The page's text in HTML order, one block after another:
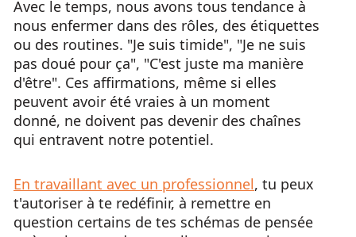
Avec le temps, nous avons tous tendance à
nous enfermer dans des rôles, des étiquettes
ou des routines. "Je suis timide", "Je ne suis
pas doué pour ça", "C'est juste ma manière
d'être". Ces affirmations, même si elles
peuvent avoir été vraies à un moment
donné, ne doivent pas devenir des chaînes
qui entravent notre potentiel.
En travaillant avec un professionnel, tu peux
t'autoriser à te redéfinir, à remettre en
question certains de tes schémas de pensée